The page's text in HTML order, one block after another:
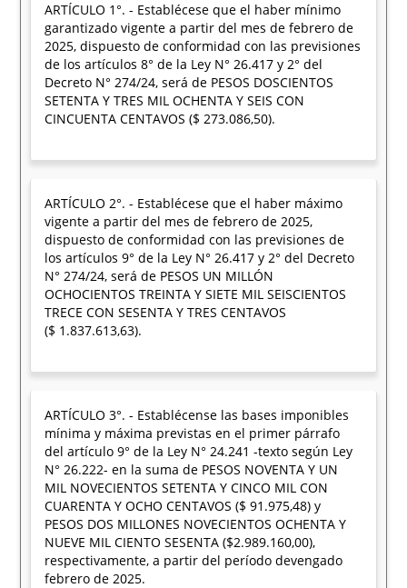
ARTÍCULO 1°. - Establécese que el haber mínimo
garantizado vigente a partir del mes de febrero de
2025, dispuesto de conformidad con las previsiones
de los artículos 8° de la Ley N° 26.417 y 2° del
Decreto N° 274/24, será de PESOS DOSCIENTOS
SETENTA Y TRES MIL OCHENTA Y SEIS CON
CINCUENTA CENTAVOS ($ 273.086,50).
ARTÍCULO 2°. - Establécese que el haber máximo
vigente a partir del mes de febrero de 2025,
dispuesto de conformidad con las previsiones de
los artículos 9° de la Ley N° 26.417 y 2° del Decreto
N° 274/24, será de PESOS UN MILLÓN
OCHOCIENTOS TREINTA Y SIETE MIL SEISCIENTOS
TRECE CON SESENTA Y TRES CENTAVOS
($ 1.837.613,63).
ARTÍCULO 3°. - Establécense las bases imponibles
mínima y máxima previstas en el primer párrafo
del artículo 9° de la Ley N° 24.241 -texto según Ley
N° 26.222- en la suma de PESOS NOVENTA Y UN
MIL NOVECIENTOS SETENTA Y CINCO MIL CON
CUARENTA Y OCHO CENTAVOS ($ 91.975,48) y
PESOS DOS MILLONES NOVECIENTOS OCHENTA Y
NUEVE MIL CIENTO SESENTA ($2.989.160,00),
respectivamente, a partir del período devengado
febrero de 2025.